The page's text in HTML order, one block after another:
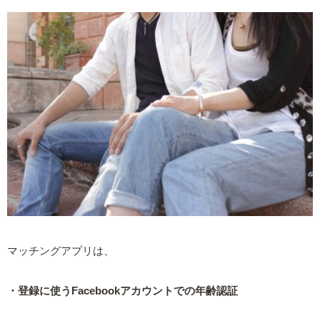
マッチングアプリは、
・登録に使うFacebookアカウントでの年齢認証